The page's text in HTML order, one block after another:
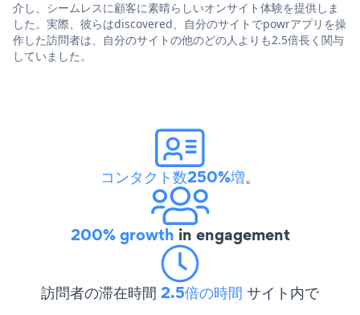
介し、シームレスに顧客に素晴らしいオンサイト体験を提供しま
した。実際、彼らはdiscovered、自分のサイトでpowrアプリを操
作した訪問者は、自分のサイトの他のどの人よりも2.5倍長く関与
していました。
コンタクト数250%増。
200% growth in engagement
訪問者の滞在時間 2.5倍の時間 サイト内で